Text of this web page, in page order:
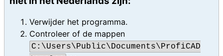
Verwijder het programma.
Controleer of de mappen
C:\Users\Public\Documents\ProfiCAD